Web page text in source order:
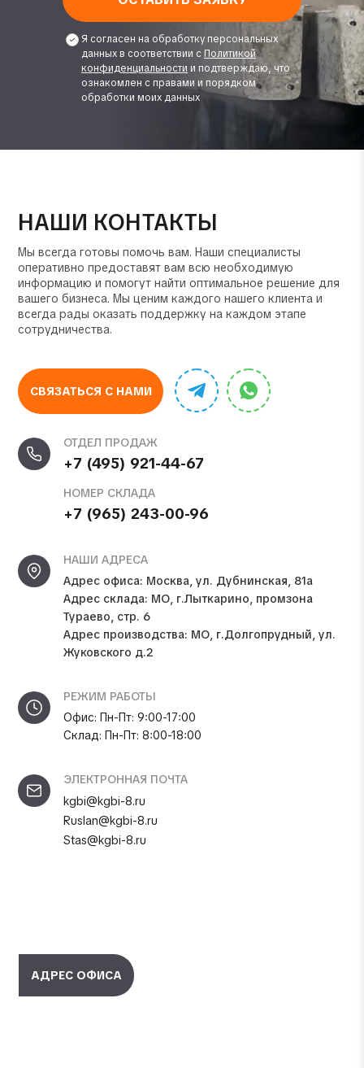
Я согласен на обработку персональных
данных в соответствии с Политикой
конфиденциальности и подтверждаю, что
ознакомлен с правами и порядком
обработки моих данных
НАШИ КОНТАКТЫ
Мы всегда готовы помочь вам. Наши специалисты
оперативно предоставят вам всю необходимую
информацию и помогут найти оптимальное решение для
вашего бизнеса. Мы ценим каждого нашего клиента и
всегда рады оказать поддержку на каждом этапе
сотрудничества.
СВЯЗАТЬСЯ С НАМИ
ОТДЕЛ ПРОДАЖ
+7 (495) 921-44-67
НОМЕР СКЛАДА
+7 (965) 243-00-96
НАШИ АДРЕСА
Адрес офиса: Москва, ул. Дубнинская, 81а
Адрес склада: МО, г.Лыткарино, промзона
Тураево, стр. 6
Адрес производства: МО, г.Долгопрудный, ул.
Жуковского д.2
РЕЖИМ РАБОТЫ
Офис: Пн-Пт: 9:00-17:00
Склад: Пн-Пт: 8:00-18:00
ЭЛЕКТРОННАЯ ПОЧТА
kgbi@kgbi-8.ru
Ruslan@kgbi-8.ru
Stas@kgbi-8.ru
АДРЕС ОФИСА